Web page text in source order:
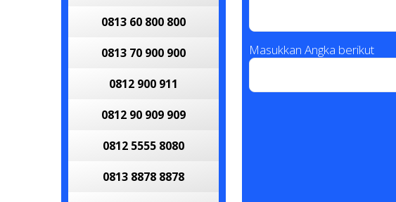
0813 60 800 800
0813 70 900 900
0812 900 911
0812 90 909 909
0812 5555 8080
0813 8878 8878
Masukkan Angka berikut